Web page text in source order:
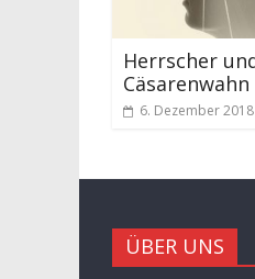
Herrscher
6. Dezember 2018
ÜBER UNS